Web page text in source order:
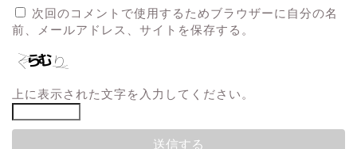
次回のコメントで使用するためブラウザーに自分の名
前、メールアドレス、サイトを保存する。
上に表示された文字を入力してください。